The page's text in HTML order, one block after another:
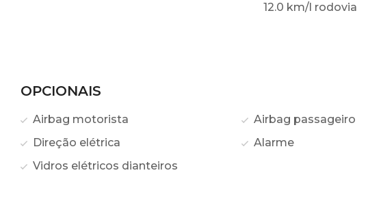
12.0 km/l rodovia
OPCIONAIS
Airbag motorista Airbag passageiro
Direção elétrica
Alarme
Vidros elétricos dianteiros